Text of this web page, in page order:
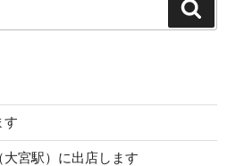
す
宮駅）に出店します